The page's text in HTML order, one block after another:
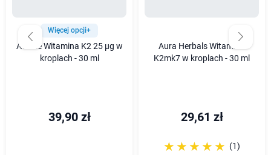
Więcej opcji+
Avitale Witamina K2 25 µg w
kroplach - 30 ml
39,90 zł
Aura Herbals Witamina
K2mk7 w kroplach - 30 ml
29,61 zł
☆☆☆☆☆
★★★★★ (1)